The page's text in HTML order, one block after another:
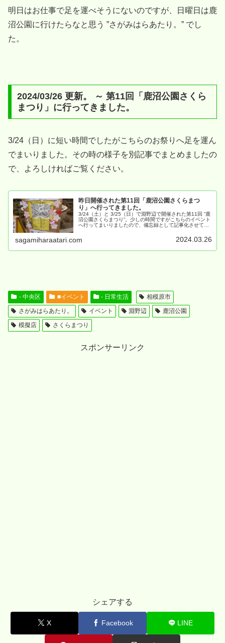
明日はお仕事で足を運べそうにないのですが、日曜日は鹿
沼公園に行けたらなと思う ”さがみはらあたり。” でし
た。
2024/03/26 更新。 ～ 第11回「鹿沼公園さくら
まつり」に行ってきました。
3/24（日）に短い時間でしたがこちらのお祭りへ足を運ん
でまいりました。その時の様子を別記事でまとめましたの
で、よろしければご覧ください。
昨日開催された第11回「鹿沼公園さくらまつ
り」へ行ってきました。
3/24（土）と 3/25（日）で淵野辺で開催された第11回 ”鹿
沼公園さくらまつり”。少しの時間ですがこちらのイベント
へ行ってまいりましたので、備忘録として記事化させてい
sagamiharaatari.com 2024.03.26
- 中央区 ■イベント - 日常生活
相模原市
さがみはらあたり。
イベント 淵野辺
鹿沼公園
模擬店
さくらまつり
スポンサーリンク
シェアする
X Facebook LINE